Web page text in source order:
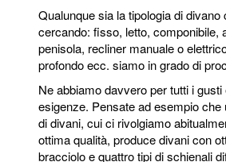
Qualunque sia la tipologia di divano
cercando: fisso, letto, componibile,
penisola, recliner manuale o
profondo ecc. siamo in grado di
Ne abbiamo davvero per tutti i gusti
esigenze. Pensate ad esempio che
di divani, cui ci rivolgiamo
ottima qualità, produce divani con
bracciolo e quattro tipi di schienali